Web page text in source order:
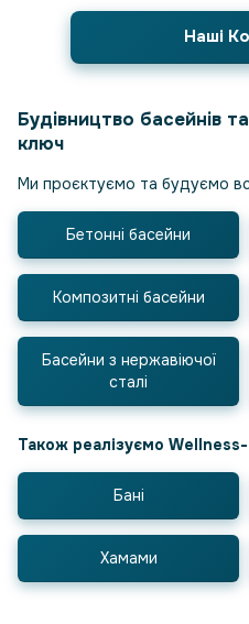
Наші
Будівництво басейнів
ключ
Ми проєктуємо та будуємо
Бетонні басейни
Композитні басейни
Басейни з нержавіючої
сталі
Також реалізуємо
Бані
Хамами